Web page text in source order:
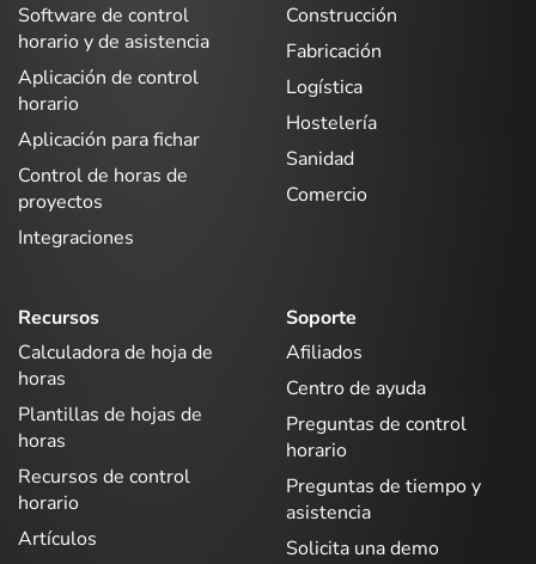
Software de control
horario y de asistencia
Aplicación de control
horario
Aplicación para fichar
Control de horas de
proyectos
Integraciones
Construcción
Fabricación
Logística
Hostelería
Sanidad
Comercio
Recursos
Calculadora de hoja de
horas
Plantillas de hojas de
horas
Recursos de control
horario
Artículos
Soporte
Afiliados
Centro de ayuda
Preguntas de control
horario
Preguntas de tiempo y
asistencia
Solicita una demo